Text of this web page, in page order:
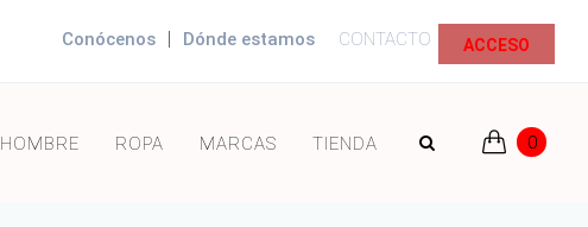
Conócenos | Dónde estamos CONTACTO ACCESO
HOMBRE ROPA MARCAS TIENDA 0